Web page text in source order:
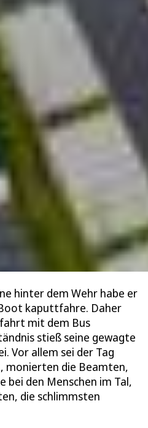
hinter dem Wehr habe er
kaputtfahre. Daher
mit dem Bus
stieß seine gewagte
Vor allem sei der Tag
monierten die Beamten,
bei den Menschen im Tal,
die schlimmsten